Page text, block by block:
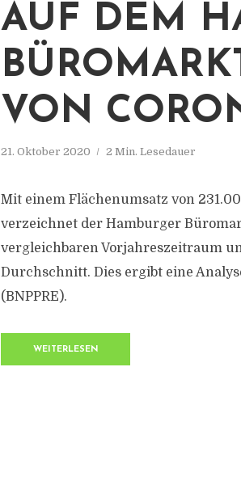
AUF DEM
VON
21. Oktober 2020 2 Min. Lesedauer
Mit einem Flächenumsatz von
verzeichnet der Hamburger
vergleichbaren Vorjahreszeitraum
Durchschnitt. Dies ergibt eine
(BNPPRE).
WEITERLESEN